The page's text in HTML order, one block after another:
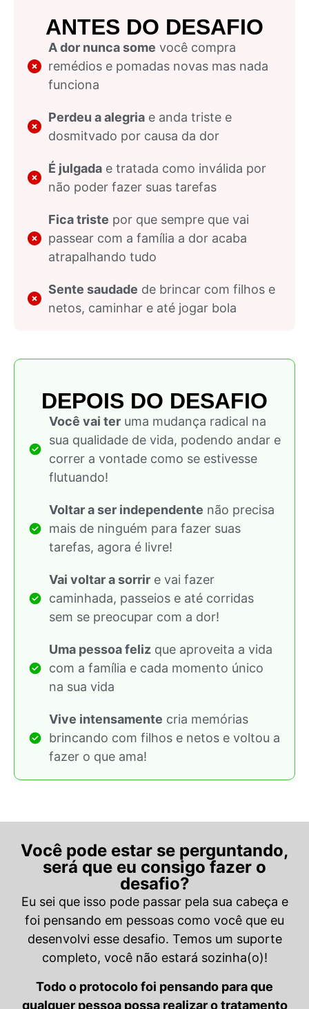
ANTES DO DESAFIO
A dor nunca some você compra
remédios e pomadas novas mas nada
funciona
Perdeu a alegria e anda triste e
dosmitvado por causa da dor
É julgada e tratada como inválida por
não poder fazer suas tarefas
Fica triste por que sempre que vai
passear com a família a dor acaba
atrapalhando tudo
Sente saudade de brincar com filhos e
netos, caminhar e até jogar bola
DEPOIS DO DESAFIO
Você vai ter uma mudança radical na
sua qualidade de vida, podendo andar e
correr a vontade como se estivesse
flutuando!
Voltar a ser independente não precisa
mais de ninguém para fazer suas
tarefas, agora é livre!
Vai voltar a sorrir e vai fazer
caminhada, passeios e até corridas
sem se preocupar com a dor!
Uma pessoa feliz que aproveita a vida
com a família e cada momento único
na sua vida
Vive intensamente cria memórias
brincando com filhos e netos e voltou a
fazer o que ama!
Você pode estar se perguntando,
será que eu consigo fazer o
desafio?
Eu sei que isso pode passar pela sua cabeça e
foi pensando em pessoas como você que eu
desenvolvi esse desafio. Temos um suporte
completo, você não estará sozinha(o)!
Todo o protocolo foi pensando para que
qualquer pessoa possa realizar o tratamento